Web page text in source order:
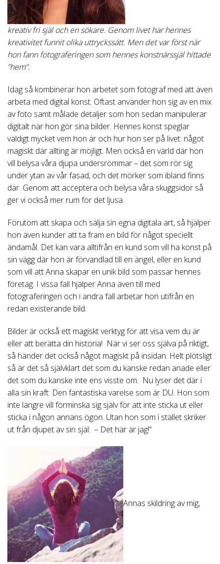
kreativ fri själ och en sökare. Genom livet har hennes
kreativitet funnit olika uttryckssätt. Men det var först när
hon fann fotograferingen som hennes konstnärssjäl hittade
”hem”.
Idag så kombinerar hon arbetet som fotograf med att även
arbeta med digital konst. Oftast använder hon sig av en mix
av foto samt målade detaljer som hon sedan manipulerar
digitalt när hon gör sina bilder. Hennes konst speglar
väldigt mycket vem hon är och hur hon ser på livet: något
magiskt där allting är möjligt. Men också en värld där hon
vill belysa våra djupa undersrömmar – det som rör sig
under ytan av vår fasad, och det mörker som ibland finns
där. Genom att acceptera och belysa våra skuggsidor så
ger vi också mer rum för det ljusa.
Förutom att skapa och sälja sin egna digitala art, så hjälper
hon även kunder att ta fram en bild för något speciellt
ändamål. Det kan vara alltifrån en kund som vill ha konst på
sin vägg där hon är förvandlad till en ängel, eller en kund
som vill att Anna skapar en unik bild som passar hennes
företag. I vissa fall hjälper Anna även till med
fotograferingen och i andra fall arbetar hon utifrån en
redan existerande bild.
Bilder är också ett magiskt verktyg för att visa vem du är
eller att berätta din historia! När vi ser oss själva på riktigt,
så händer det också något magiskt på insidan. Helt plötsligt
så är det så självklart det som du kanske redan anade eller
det som du kanske inte ens visste om. Nu lyser det där i
alla sin kraft: Den fantastiska varelse som är DU. Hon som
inte längre vill förminska sig själv för att inte sticka ut eller
sticka i någon annans ögon. Utan hon som i stället skriker
ut från djupet av sin själ: – Det här är jag!”
Annas skildring av mig,